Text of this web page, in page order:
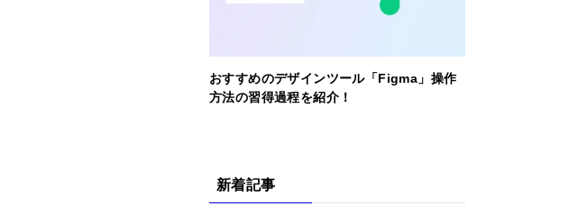
おすすめのデザインツール「Figma」操作
方法の習得過程を紹介！
新着記事